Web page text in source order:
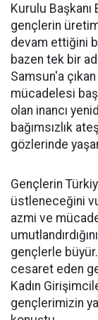
Kurulu Başkanı
gençlerin
devam ettiğini
bazen tek bir
Samsun'a
mücadelesi
olan inancı
bağımsızlık
gözlerinde
Gençlerin
üstleneceğini
azmi ve
gençlerle
cesaret eden
Kadın
gençlerimizin